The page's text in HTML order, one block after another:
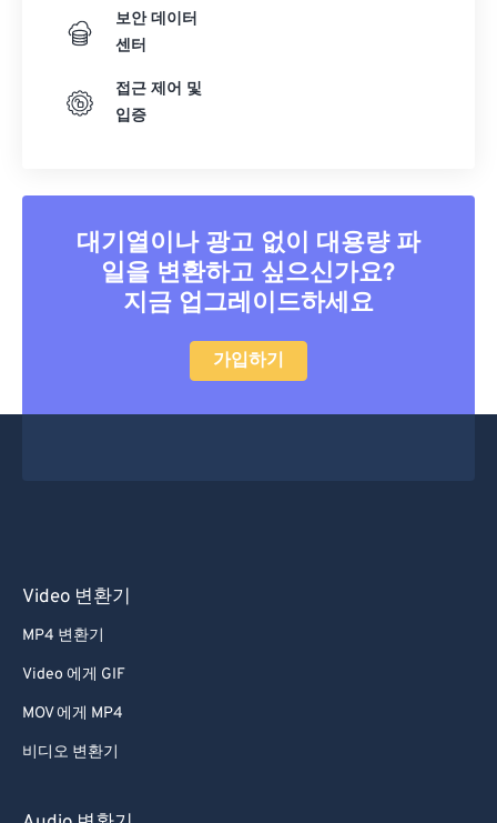
보안 데이터
센터
접근 제어 및
입증
대기열이나 광고 없이 대용량 파
일을 변환하고 싶으신가요?
지금 업그레이드하세요
가입하기
Video 변환기
MP4 변환기
Video 에게 GIF
MOV 에게 MP4
비디오 변환기